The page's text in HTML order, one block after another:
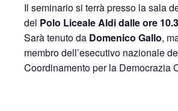
Il seminario si terrà presso la sala
del Polo Liceale Aldi dalle ore
Sarà tenuto da Domenico Gallo,
membro dell’esecutivo nazionale
Coordinamento per la Democrazia